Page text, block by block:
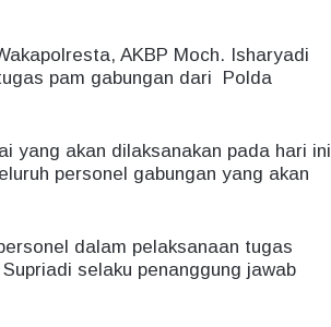
AKBP Moch. Isharyadi
pam gabungan dari Polda
yang akan dilaksanakan pada hari ini
personel gabungan yang akan
dalam pelaksanaan tugas
selaku penanggung jawab